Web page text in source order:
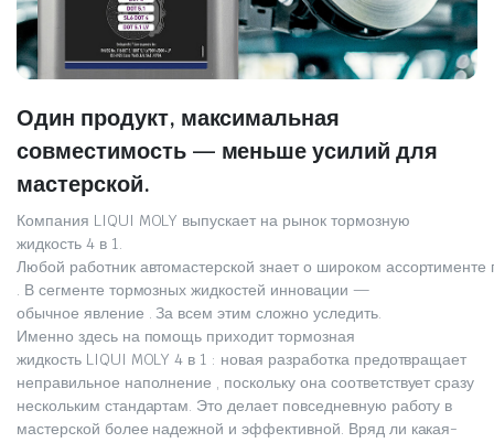
Один продукт, максимальная
совместимость — меньше усилий для
мастерской.
Компания LIQUI MOLY выпускает на рынок тормозную
жидкость 4 в 1.
Любой работник автомастерской знает о широком
. В сегменте тормозных жидкостей инновации —
обычное явление . За всем этим сложно уследить.
Именно здесь на помощь приходит тормозная
жидкость LIQUI MOLY 4 в 1 : новая разработка предотвращает
неправильное наполнение , поскольку она соответствует сразу
нескольким стандартам. Это делает повседневную работу в
мастерской более надежной и эффективной. Вряд ли какая-